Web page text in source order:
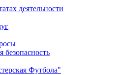
деятельности
безопасность
Футбола"